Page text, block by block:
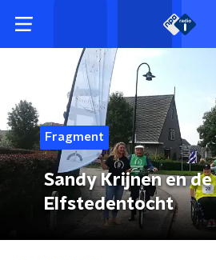
Fragment
Sandy Krijnen en
Elfstedentocht